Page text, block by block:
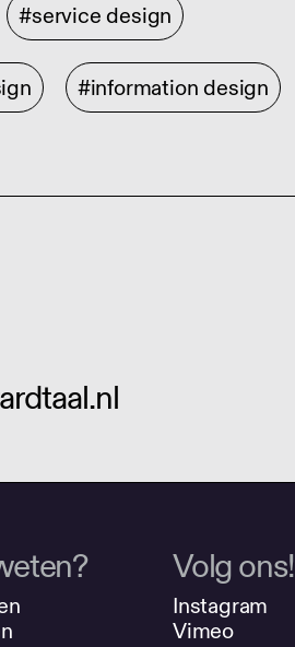
#service design
#information design
Volg ons!
Instagram
Vimeo